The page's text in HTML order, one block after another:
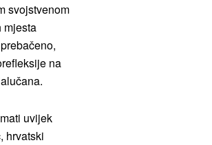
svojstvenom
mjesta
na
uvijek
hrvatski